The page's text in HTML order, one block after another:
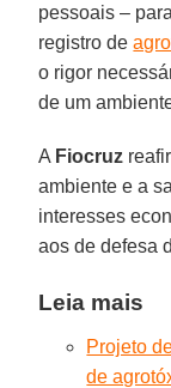
pessoais –
registro de
o rigor
de um
A Fiocruz
ambiente e a
interesses
aos de defesa
Leia mais
Projeto
de